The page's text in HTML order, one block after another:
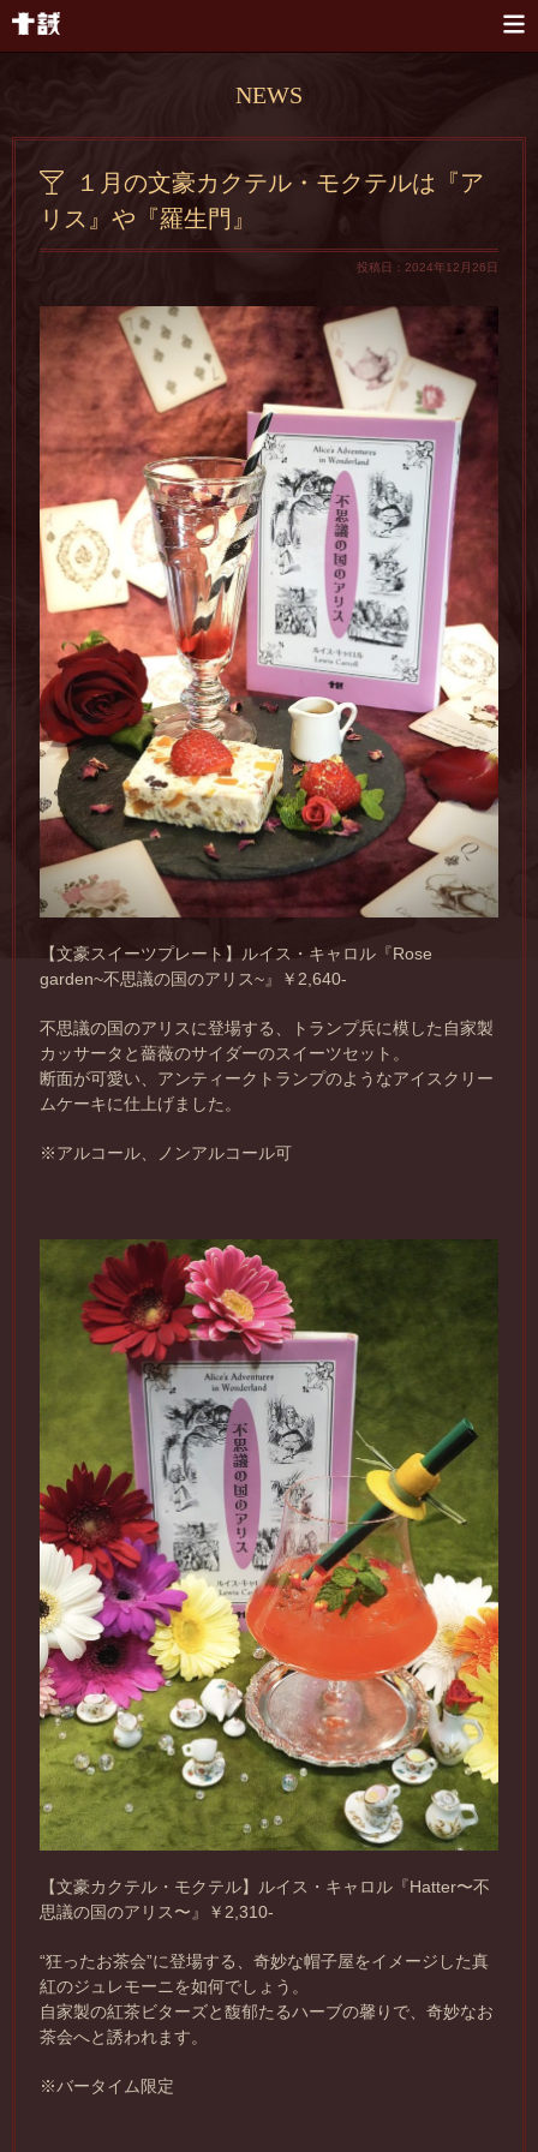
NEWS
１月の文豪カクテル・モクテルは『ア
リス』や『羅生門』
投稿日：2024年12月26日
【文豪スイーツプレート】ルイス・キャロル『Rose
garden~不思議の国のアリス~』￥2,640-
不思議の国のアリスに登場する、トランプ兵に模した自家製
カッサータと薔薇のサイダーのスイーツセット。
断面が可愛い、アンティークトランプのようなアイスクリー
ムケーキに仕上げました。
※アルコール、ノンアルコール可
【文豪カクテル・モクテル】ルイス・キャロル『Hatter〜不
思議の国のアリス〜』￥2,310-
“狂ったお茶会”に登場する、奇妙な帽子屋をイメージした真
紅のジュレモーニを如何でしょう。
自家製の紅茶ビターズと馥郁たるハーブの馨りで、奇妙なお
茶会へと誘われます。
※バータイム限定